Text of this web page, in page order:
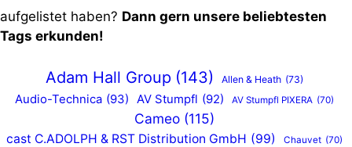
aufgelistet haben? Dann gern unsere beliebtesten
Tags erkunden!
Adam Hall Group (143) Allen & Heath (73)
Audio-Technica (93) AV Stumpfl (92) AV Stumpfl PIXERA (70)
Cameo (115)
cast C.ADOLPH & RST Distribution GmbH (99) Chauvet (70)